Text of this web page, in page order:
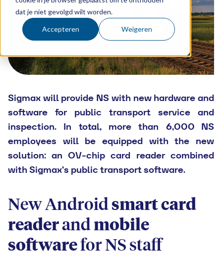
dat je niet gevolgd wilt worden.
Accepteren Weigeren
Sigmax will provide NS with new hardware and
software for public transport service and
inspection. In total, more than 6,000 NS
employees will be equipped with the new
solution: an OV-chip card reader combined
with Sigmax’s public transport software.
New Androidsmart card
readerandmobile
softwarefor NS staff